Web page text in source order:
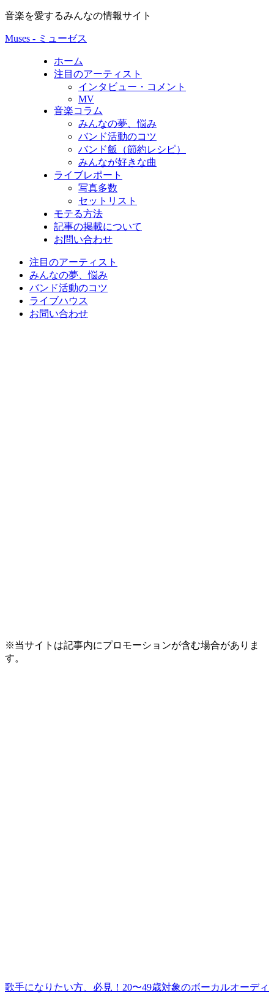
音楽を愛するみんなの情報サイト
Muses - ミューゼス
ホーム
注目のアーティスト
インタビュー・コメント
MV
音楽コラム
みんなの夢、悩み
バンド活動のコツ
バンド飯（節約レシピ）
みんなが好きな曲
ライブレポート
写真多数
セットリスト
モテる方法
記事の掲載について
お問い合わせ
注目のアーティスト
みんなの夢、悩み
バンド活動のコツ
ライブハウス
お問い合わせ
※当サイトは記事内にプロモーションが含む場合がありま
す。
歌手になりたい方、必見！20〜49歳対象のボーカルオーディ